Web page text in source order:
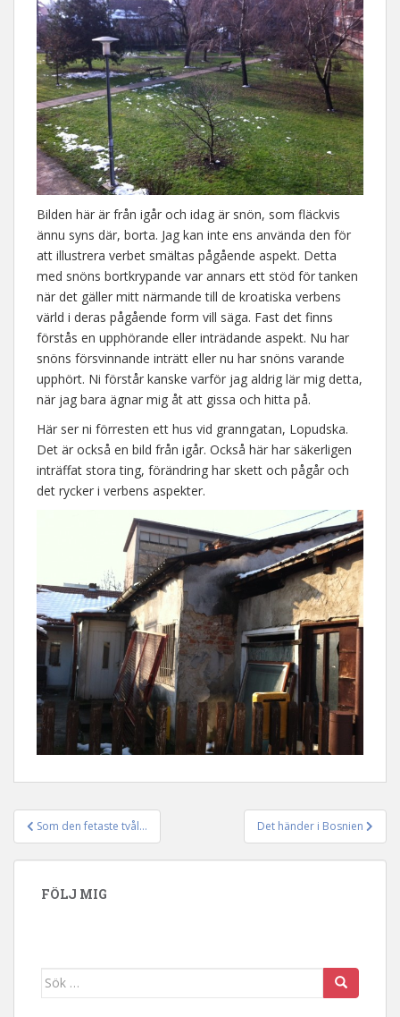
Bilden här är från igår och idag är snön, som fläckvis
ännu syns där, borta. Jag kan inte ens använda den för
att illustrera verbet smältas pågående aspekt. Detta
med snöns bortkrypande var annars ett stöd för tanken
när det gäller mitt närmande till de kroatiska verbens
värld i deras pågående form vill säga. Fast det finns
förstås en upphörande eller inträdande aspekt. Nu har
snöns försvinnande inträtt eller nu har snöns varande
upphört. Ni förstår kanske varför jag aldrig lär mig detta,
när jag bara ägnar mig åt att gissa och hitta på.
Här ser ni förresten ett hus vid granngatan, Lopudska.
Det är också en bild från igår. Också här har säkerligen
inträffat stora ting, förändring har skett och pågår och
det rycker i verbens aspekter.
Inläggsnavigering
Som den fetaste tvål… Det händer i Bosnien
FÖLJ MIG
Sök efter: